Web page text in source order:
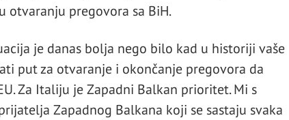
otvaranju pregovora sa BiH.
je danas bolja nego bilo kad u historiji vaše
put za otvaranje i okončanje pregovora da
Za Italiju je Zapadni Balkan prioritet. Mi s
Zapadnog Balkana koji se sastaju svaka